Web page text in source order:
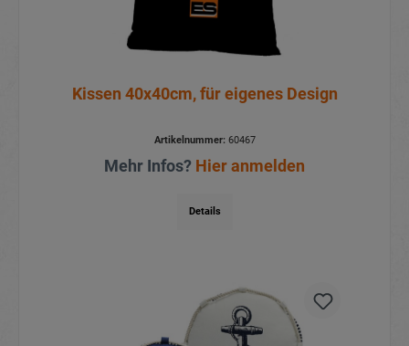
Kissen 40x40cm, für eigenes Design
Artikelnummer:60467
Mehr Infos? Hier anmelden
Details